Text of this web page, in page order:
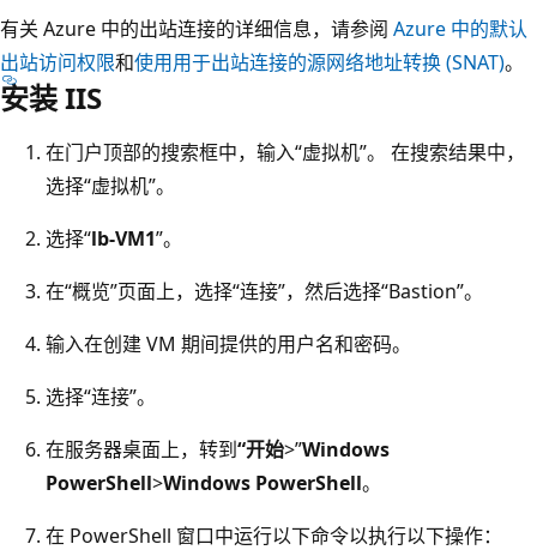
有关 Azure 中的出站连接的详细信息，请参阅 Azure 中的默认
出站访问权限和使用用于出站连接的源网络地址转换 (SNAT)。
安装 IIS
在门户顶部的搜索框中，输入“虚拟机”。 在搜索结果中，
选择“虚拟机”。
选择“lb-VM1”。
在“概览”页面上，选择“连接”，然后选择“Bastion”。
输入在创建 VM 期间提供的用户名和密码。
选择“连接”。
在服务器桌面上，转到“开始>”Windows
PowerShell>Windows PowerShell。
在 PowerShell 窗口中运行以下命令以执行以下操作：